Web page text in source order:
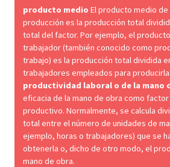
analíticas
solo
instalarán
aceptas.
No
vendemos
cedemos
datos
personales
producto medio El producto medio
producción es la producción total
total del factor. Por ejemplo, el
trabajador (también conocido como
trabajo) es la producción total dividida
trabajadores empleados para producirla.
productividad laboral o de la mano
eficacia de la mano de obra como
productivo. Normalmente, se calcula
total entre el número de unidades de
ejemplo, horas o trabajadores) que se
obtenerla o, dicho de otro modo, el
mano de obra.